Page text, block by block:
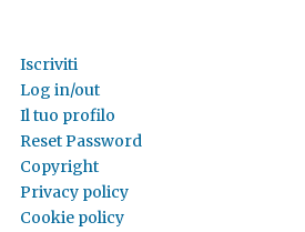
Iscriviti
Log in/out
Il tuo profilo
Reset Password
Copyright
Privacy policy
Cookie policy